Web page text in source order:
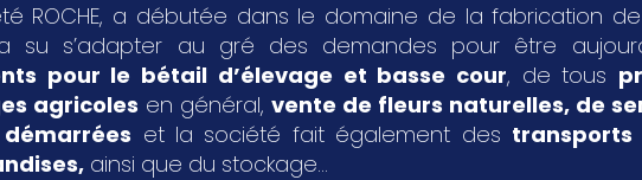
ROCHE, a débutée dans le domaine de la fabrication
a su s’adapter au gré des demandes pour être
pour le bétail d’élevage et basse cour, de tous
agricoles en général, vente de fleurs naturelles, de
et la société fait également des transports
, ainsi que du stockage...